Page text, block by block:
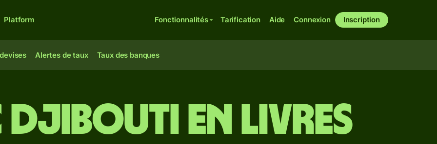
Platform Fonctionnalités Tarification Aide Connexion Inscription
Alertes de taux Taux des banques
Djibouti en livres